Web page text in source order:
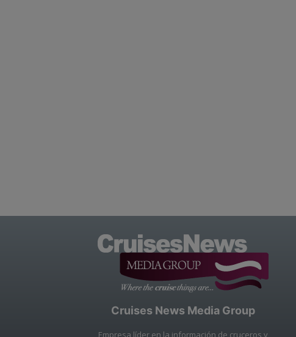
Cruises News Media Group
Empresa líder en la información de cruceros y